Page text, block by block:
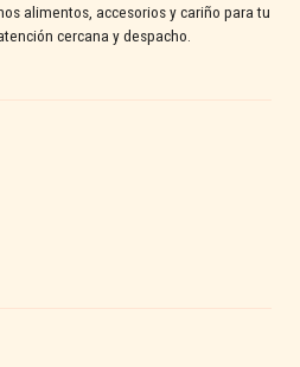
alimentos, accesorios y cariño para tu
cercana y despacho.